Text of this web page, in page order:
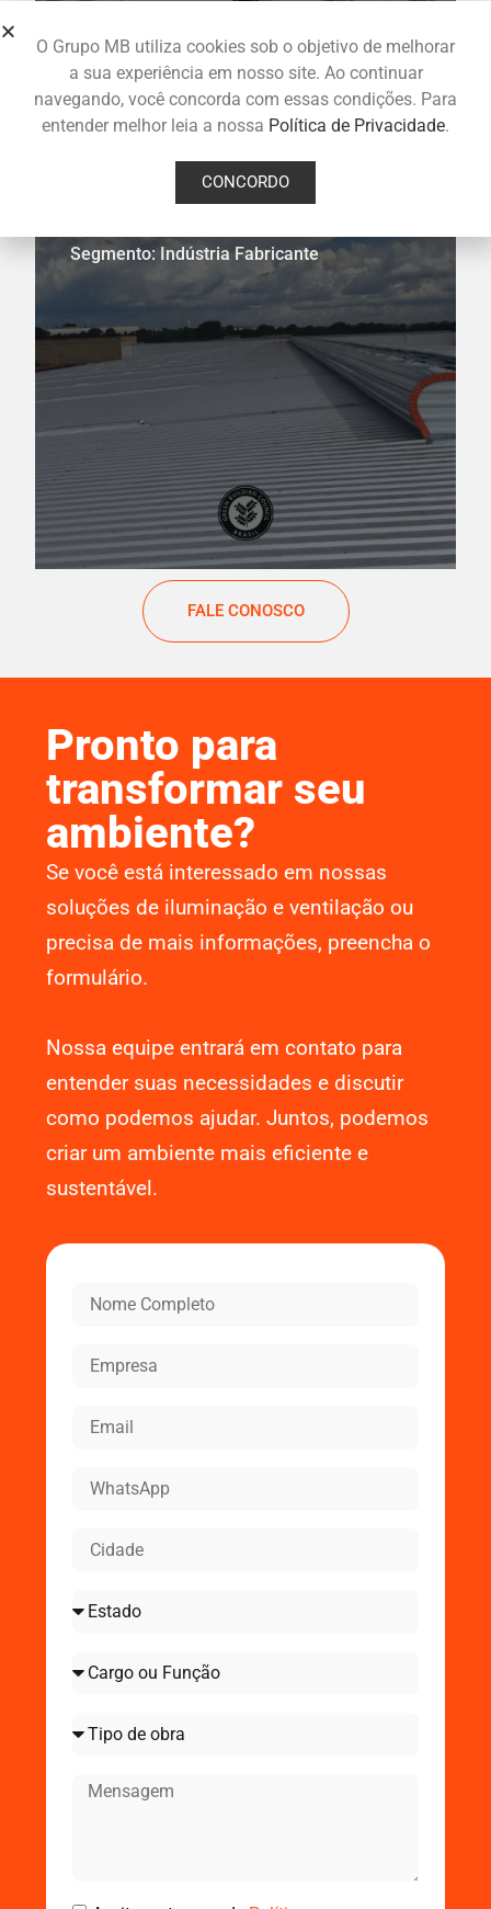
TMA Máquinas
Segmento: Indústria Fabricante
FALE CONOSCO
Pronto para
transformar seu
ambiente?
Se você está interessado em nossas
soluções de iluminação e ventilação ou
precisa de mais informações, preencha o
formulário.
Nossa equipe entrará em contato para
entender suas necessidades e discutir
como podemos ajudar. Juntos, podemos
criar um ambiente mais eficiente e
sustentável.
O Grupo MB utiliza cookies sob o objetivo de melhorar
a sua experiência em nosso site. Ao continuar
navegando, você concorda com essas condições. Para
entender melhor leia a nossa Política de Privacidade.
CONCORDO